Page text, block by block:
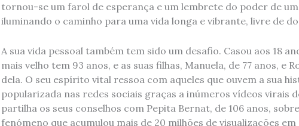
tornou-se um farol de esperança e um lembrete do poder de
iluminando o caminho para uma vida longa e vibrante, livre de
A sua vida pessoal também tem sido um desafio. Casou aos 18
mais velho tem 93 anos, e as suas filhas, Manuela, de 77 anos, e
dela. O seu espírito vital ressoa com aqueles que ouvem a sua
popularizada nas redes sociais graças a inúmeros vídeos virais
partilha os seus conselhos com Pepita Bernat, de 106 anos,
fenómeno que acumulou mais de 20 milhões de visualizações